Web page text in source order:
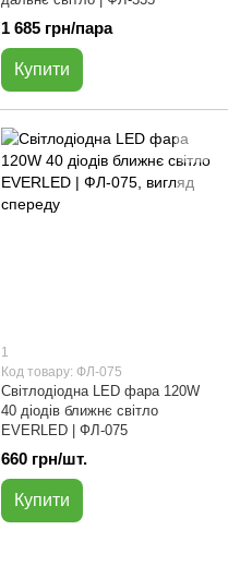
1 685 грн/пара
Купити
1
Код товару: ФЛ-075
Світлодіодна LED фара 120W
40 діодів ближнє світло
EVERLED | ФЛ-075
660 грн/шт.
Купити